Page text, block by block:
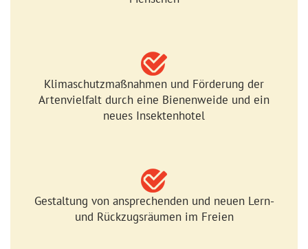
Klimaschutzmaßnahmen und Förderung der
Artenvielfalt durch eine Bienenweide und ein
neues Insektenhotel
Gestaltung von ansprechenden und neuen Lern-
und Rückzugsräumen im Freien